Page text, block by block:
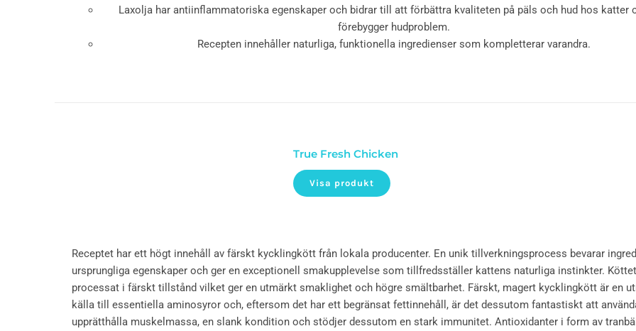
Laxolja har antiinflammatoriska egenskaper och bidrar till att förbättra kvaliteten på päls och hud hos katter
förebygger hudproblem.
Recepten innehåller naturliga, funktionella ingredienser som kompletterar varandra.
True Fresh Chicken
Visa produkt
Receptet har ett högt innehåll av färskt kycklingkött från lokala producenter. En unik tillverkningsprocess bevarar
ursprungliga egenskaper och ger en exceptionell smakupplevelse som tillfredsställer kattens naturliga instinkter.
processat i färskt tillstånd vilket ger en utmärkt smaklighet och högre smältbarhet. Färskt, magert kycklingkött är en
källa till essentiella aminosyror och, eftersom det har ett begränsat fettinnehåll, är det dessutom fantastiskt att
upprätthålla muskelmassa, en slank kondition och stödjer dessutom en stark immunitet. Antioxidanter i form av